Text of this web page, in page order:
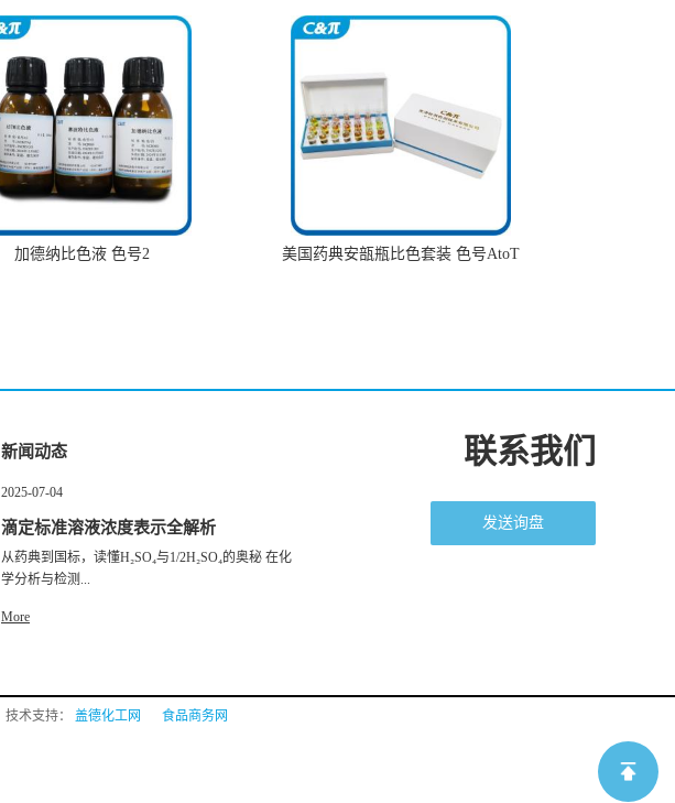
加德纳比色液 色号2 美国药典安瓿瓶比色套装 色号AtoT
新闻动态
2025-07-04
滴定标准溶液浓度表示全解析
从药典到国标，读懂H₂SO₄与1/2H₂SO₄的奥秘 在化
学分析与检测...
More
联系我们
发送询盘
技术支持： 盖德化工网 食品商务网